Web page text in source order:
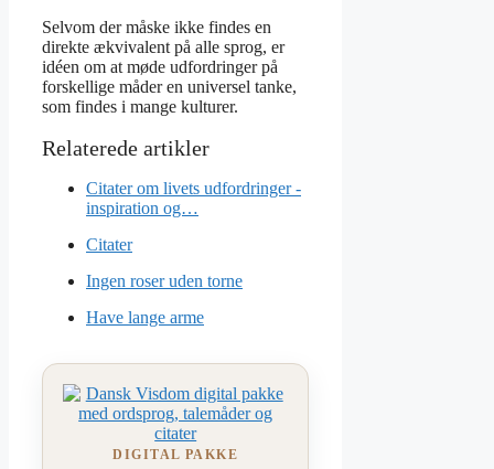
Selvom der måske ikke findes en
direkte ækvivalent på alle sprog, er
idéen om at møde udfordringer på
forskellige måder en universel tanke,
som findes i mange kulturer.
Citater om livets udfordringer -
inspiration og…
Citater
Ingen roser uden torne
Have lange arme
DIGITAL PAKKE